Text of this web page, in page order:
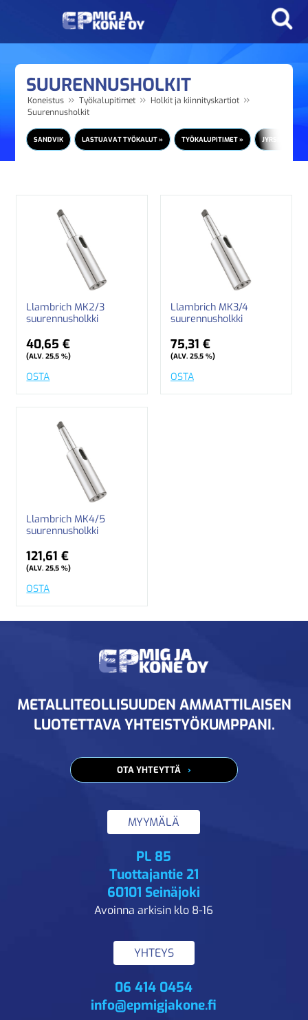
SUURENNUSHOLKIT
Koneistus » Työkalupitimet » Holkit ja kiinnityskartiot »
Suurennusholkit
SANDVIK LASTUAVAT TYÖKALUT » TYÖKALUPITIMET » JYRSIMEN
Llambrich MK2/3
suurennusholkki
40,65 €
(ALV. 25,5 %)
OSTA
Llambrich MK3/4
suurennusholkki
75,31 €
(ALV. 25,5 %)
OSTA
Llambrich MK4/5
suurennusholkki
121,61 €
(ALV. 25,5 %)
OSTA
METALLITEOLLISUUDEN AMMATTILAISEN
LUOTETTAVA YHTEISTYÖKUMPPANI.
OTA YHTEYTTÄ
MYYMÄLÄ
PL 85
Tuottajantie 21
60101 Seinäjoki
Avoinna arkisin klo 8-16
YHTEYS
06 414 0454
info@epmigjakone.fi